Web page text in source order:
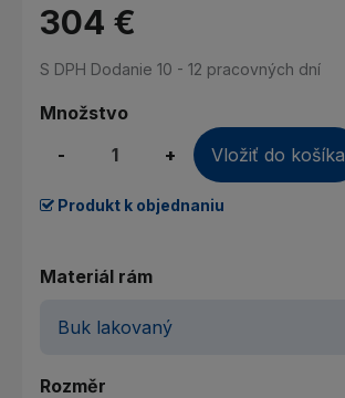
304 €
S DPH Dodanie 10 - 12 pracovných dní
Množstvo
-
+ Vložiť do košíka
Produkt k objednaniu
Materiál rám
Rozměr